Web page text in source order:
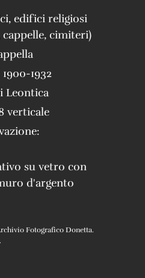
, edifici religiosi
cimiteri)
1900-1932
Leontica
verticale
su vetro con
d'argento
Fotografico Donetta.